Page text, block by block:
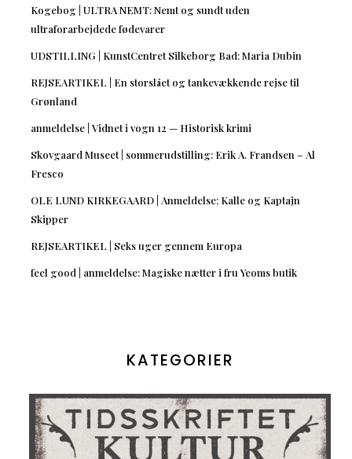
Kogebog | ULTRA NEMT: Nemt og sundt uden
ultraforarbejdede fødevarer
UDSTILLING | KunstCentret Silkeborg Bad: Maria Dubin
REJSEARTIKEL | En storslået og tankevækkende rejse til
Grønland
anmeldelse | Vidnet i vogn 12 — Historisk krimi
Skovgaard Museet | sommerudstilling: Erik A. Frandsen – Al
Fresco
OLE LUND KIRKEGAARD | Anmeldelse: Kalle og Kaptajn
Skipper
REJSEARTIKEL | Seks uger gennem Europa
feel good | anmeldelse: Magiske nætter i fru Yeoms butik
KATEGORIER